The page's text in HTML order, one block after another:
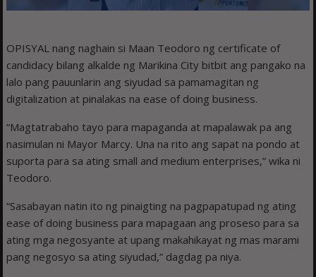
OPISYAL nang naghain si Maan Teodoro ng certificate of
candidacy bilang alkalde ng Marikina City bitbit ang pangako na
lalo pang pauunlarin ang siyudad sa pamamagitan ng
digitalization at pinalakas na ease of doing business.
“Magtatrabaho tayo para mapaganda at mapalawak pa ang
nasimulan ni Mayor Marcy. Una na rito ang sapat na pondo at
suporta para sa ating small and medium enterprises,” wika ni
Teodoro.
“Sasabayan natin ito ng pinaigting na pagpapatupad ng ating
ease of doing business para mapagaan ang proseso para sa
ating mga negosyante at upang makahikayat ng mas marami
pang negosyo sa ating siyudad,” dagdag pa niya.